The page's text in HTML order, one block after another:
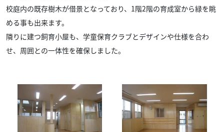
校庭内の既存樹木が借景となっており、1階2階の育成室から緑を眺
める事も出来ます。
隣りに建つ飼育小屋も、学童保育クラブとデザインや仕様を合わ
せ、周囲との一体性を確保しました。